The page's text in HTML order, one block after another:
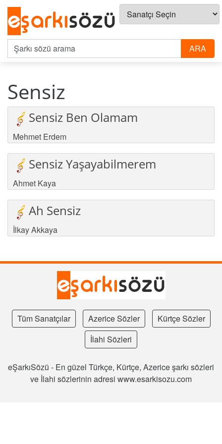
Sensiz
Sensiz Ben Olamam
Mehmet Erdem
Sensiz Yaşayabilmerem
Ahmet Kaya
Ah Sensiz
İlkay Akkaya
Tüm Sanatçılar Azerice Sözler
Kürtçe Sözler
İlahi Sözleri
eŞarkıSözü - En güzel Türkçe, Kürtçe, Azerice şarkı sözleri
ve İlahi sözlerinin adresi www.esarkisozu.com